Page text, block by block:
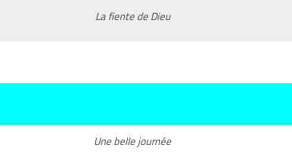
La fiente de Dieu
Une belle journée